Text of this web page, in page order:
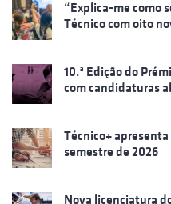
“Explica-me como
Técnico com oito
10.ª Edição do
com candidaturas
Técnico+
semestre de 2026
Nova licenciatura